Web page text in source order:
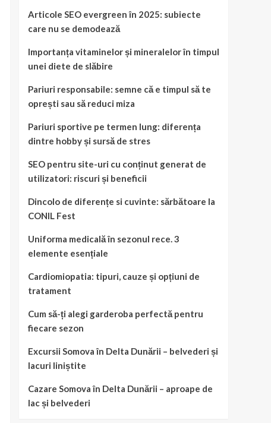
Articole SEO evergreen în 2025: subiecte
care nu se demodează
Importanța vitaminelor și mineralelor în timpul
unei diete de slăbire
Pariuri responsabile: semne că e timpul să te
oprești sau să reduci miza
Pariuri sportive pe termen lung: diferența
dintre hobby și sursă de stres
SEO pentru site-uri cu conținut generat de
utilizatori: riscuri și beneficii
Dincolo de diferențe si cuvinte: sărbătoare la
CONIL Fest
Uniforma medicală în sezonul rece. 3
elemente esențiale
Cardiomiopatia: tipuri, cauze și opțiuni de
tratament
Cum să-ți alegi garderoba perfectă pentru
fiecare sezon
Excursii Somova în Delta Dunării – belvederi și
lacuri liniștite
Cazare Somova în Delta Dunării – aproape de
lac și belvederi